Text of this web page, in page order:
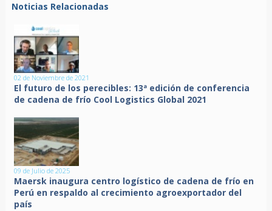
Noticias Relacionadas
02 de Noviembre de 2021
El futuro de los perecibles: 13ª edición de conferencia
de cadena de frío Cool Logistics Global 2021
09 de Julio de 2025
Maersk inaugura centro logístico de cadena de frío en
Perú en respaldo al crecimiento agroexportador del
país